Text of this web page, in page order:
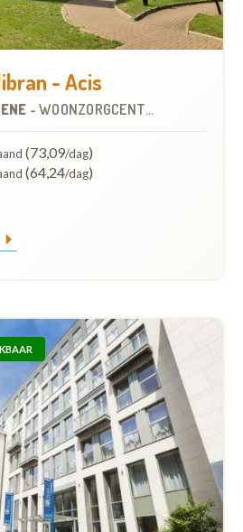
- Acis
- WOONZORGCENTRUM (WZC)
(73,09/dag)
(64,24/dag)